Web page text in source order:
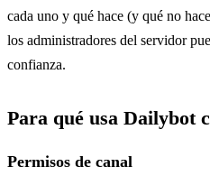
cada uno y qué hace (y qué no
los administradores del servidor
confianza.
Para qué usa Dailybot
Permisos de canal